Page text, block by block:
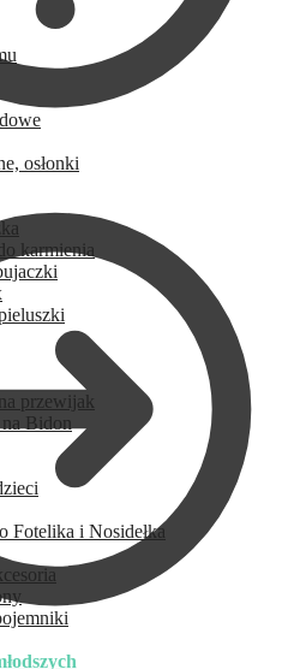
osłonki
karmienia
przewijak
Bidon
Fotelika i Nosidełka